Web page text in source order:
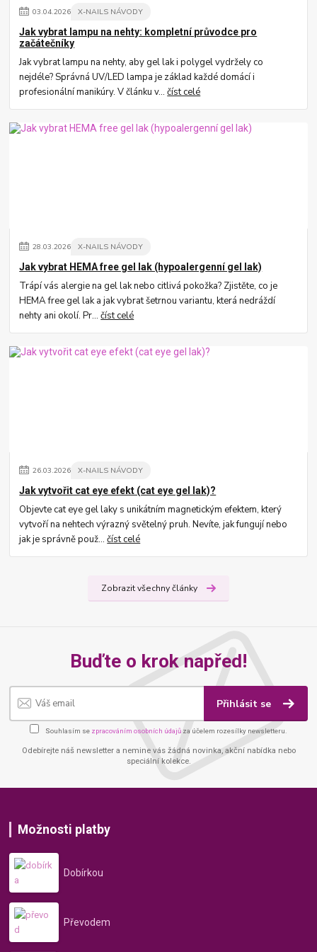
03.04.2026 X-NAILS NÁVODY
Jak vybrat lampu na nehty: kompletní průvodce pro
začátečníky
Jak vybrat lampu na nehty, aby gel lak i polygel vydržely co
nejdéle? Správná UV/LED lampa je základ každé domácí i
profesionální manikúry. V článku v...číst celé
28.03.2026 X-NAILS NÁVODY
Jak vybrat HEMA free gel lak (hypoalergenní gel lak)
Trápí vás alergie na gel lak nebo citlivá pokožka? Zjistěte, co je
HEMA free gel lak a jak vybrat šetrnou variantu, která nedráždí
nehty ani okolí. Pr...číst celé
26.03.2026 X-NAILS NÁVODY
Jak vytvořit cat eye efekt (cat eye gel lak)?
Objevte cat eye gel laky s unikátním magnetickým efektem, který
vytvoří na nehtech výrazný světelný pruh. Nevíte, jak fungují nebo
jak je správně použ...číst celé
Zobrazit všechny články
Buďte o krok napřed!
Přihlásit se
Souhlasím se zpracováním osobních údajů za účelem rozesílky newsletteru.
Odebírejte náš newsletter a nemine vás žádná novinka, akční nabídka nebo
speciální kolekce.
Možnosti platby
Dobírkou
Převodem